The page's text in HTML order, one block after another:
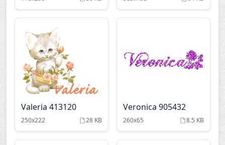
Valeria 413120
250x222 28 KB
Veronica 905432
260x65 8.5 KB